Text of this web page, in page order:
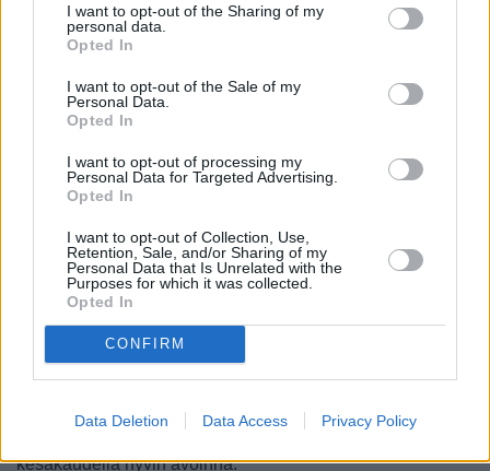
I want to opt-out of the Sharing of my
personal data.
Opted In
I want to opt-out of the Sale of my
Personal Data.
Opted In
I want to opt-out of processing my
Personal Data for Targeted Advertising.
Opted In
I want to opt-out of Collection, Use,
Retention, Sale, and/or Sharing of my
Personal Data that Is Unrelated with the
Purposes for which it was collected.
Opted In
CONFIRM
Data Deletion Data Access Privacy Policy
Jos Perastissa haluaa yöpyä, kannattaa yöpyä
nimenomaan rantakadulla.
16 kirkkoa ja17 vanhaa palatsia
on raunioina. Tunnetuin kirkko on Pyhän Nikolan
kaupungin ydin. Palatseista yhdessä eli Bujovicin
kesäkaudella hyvin avoinna.